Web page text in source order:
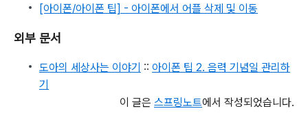
[아이폰/아이폰 팁] - 아이폰에서 어플 삭제 및 이동
외부 문서
도아의 세상사는 이야기 :: 아이폰 팁 2. 음력 기념일 관리하
기
이 글은 스프링노트에서 작성되었습니다.